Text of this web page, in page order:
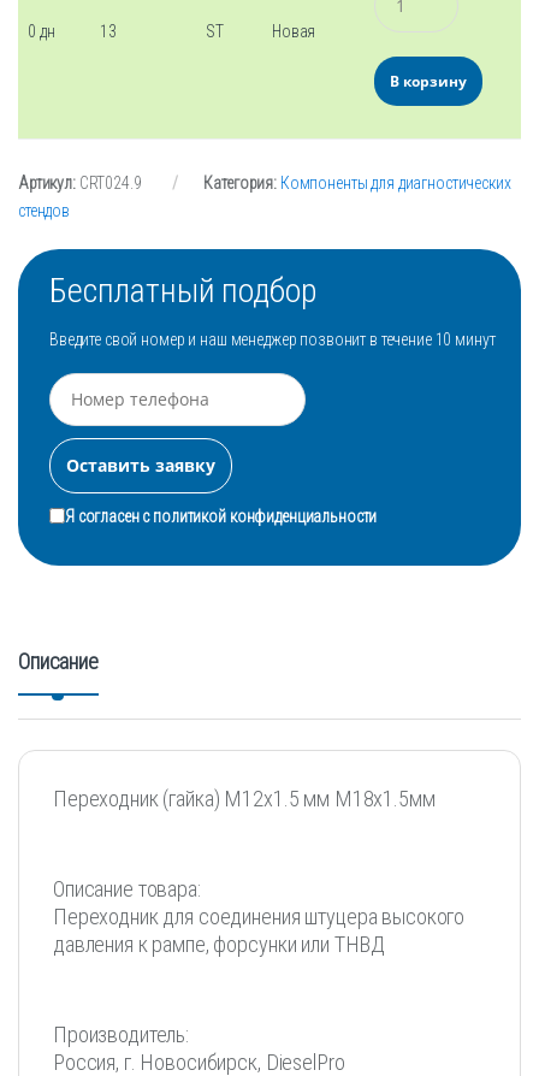
0 дн 13 ST Новая
В корзину
Артикул: CRT024.9 Категория: Компоненты для диагностических
стендов
Бесплатный подбор
Введите свой номер и наш менеджер позвонит в течение 10 минут
Я согласен сполитикой конфиденциальности
Описание
Переходник (гайка) М12х1.5 мм М18х1.5мм
Описание товара:
Переходник для соединения штуцера высокого
давления к рампе, форсунки или ТНВД
Производитель:
Россия, г. Новосибирск, DieselPro